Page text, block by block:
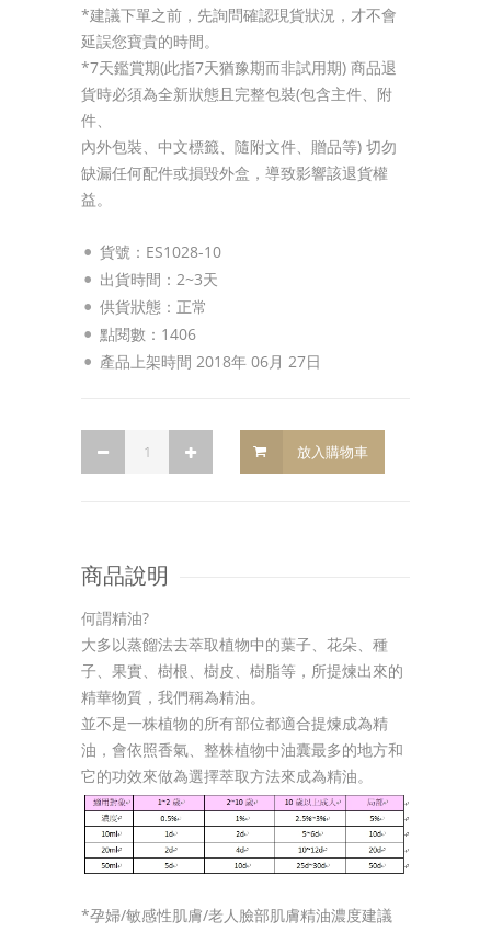
*建議下單之前，先詢問確認現貨狀況，才不會
延誤您寶貴的時間。
*7天鑑賞期(此指7天猶豫期而非試用期) 商品退
貨時必須為全新狀態且完整包裝(包含主件、附
件、
內外包裝、中文標籤、隨附文件、贈品等) 切勿
缺漏任何配件或損毀外盒，導致影響該退貨權
益。
貨號：ES1028-10
出貨時間：2~3天
供貨狀態： 正常
點閱數：1406
產品上架時間 2018年 06月 27日
放入購物車
商品說明
何謂精油?
大多以蒸餾法去萃取植物中的葉子、花朵、種
子、果實、樹根、樹皮、樹脂等，所提煉出來的
精華物質，我們稱為精油。
並不是一株植物的所有部位都適合提煉成為精
油，會依照香氣、整株植物中油囊最多的地方和
它的功效來做為選擇萃取方法來成為精油。
*孕婦/敏感性肌膚/老人臉部肌膚精油濃度建議